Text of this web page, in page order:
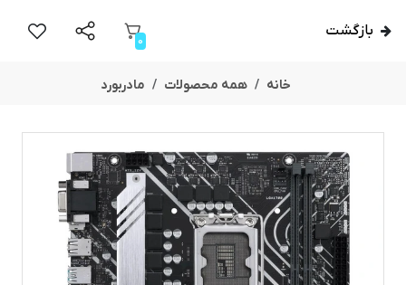
بازگشت
0
خانه همه محصولات مادربورد